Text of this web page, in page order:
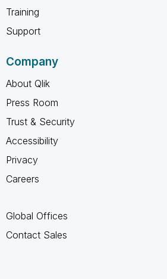
Training
Support
Company
About Qlik
Press Room
Trust & Security
Accessibility
Privacy
Careers
Global Offices
Contact Sales